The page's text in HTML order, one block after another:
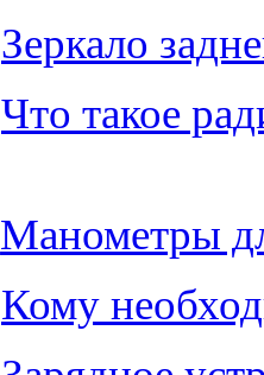
Зеркало
Что такое
Манометры
Кому